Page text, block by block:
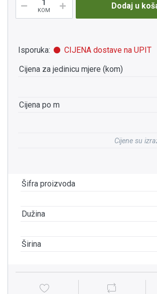
Šifra proizvoda
Dužina
Širina
KOM Dodaj u
Isporuka:
CIJENA dostave na UPIT
Cijena za jedinicu mjere (kom)
Cijena po m
Cijene su